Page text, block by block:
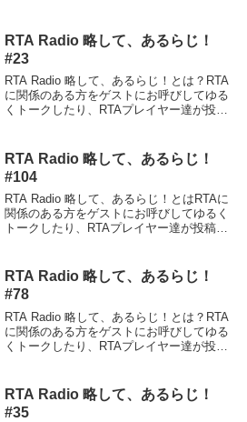
から発信していく、RTAの...
RTA Radio 略して、あるらじ！
#23
RTA Radio 略して、あるらじ！とは？RTA
に関係のある方をゲストにお呼びしてゆる
くトークしたり、RTAプレイヤー達が投稿
から発信していく、RTAの...
RTA Radio 略して、あるらじ！
#104
RTA Radio 略して、あるらじ！とはRTAに
関係のある方をゲストにお呼びしてゆるく
トークしたり、RTAプレイヤー達が投稿で
ら発信していく、RTAの新...
RTA Radio 略して、あるらじ！
#78
RTA Radio 略して、あるらじ！とは？RTA
に関係のある方をゲストにお呼びしてゆる
くトークしたり、RTAプレイヤー達が投稿
から発信していく、RTAの...
RTA Radio 略して、あるらじ！
#35